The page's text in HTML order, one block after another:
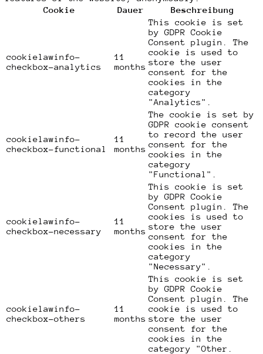
Cookie
Dauer Beschreibung
cookielawinfo-
checkbox-analytics
11
months
This cookie is set
by GDPR Cookie
Consent plugin. The
cookie is used to
store the user
consent for the
cookies in the
category
"Analytics".
cookielawinfo-
checkbox-functional
11
months
The cookie is set by
GDPR cookie consent
to record the user
consent for the
cookies in the
category
"Functional".
cookielawinfo-
checkbox-necessary
11
months
This cookie is set
by GDPR Cookie
Consent plugin. The
cookies is used to
store the user
consent for the
cookies in the
category
"Necessary".
cookielawinfo-
checkbox-others
11
months
This cookie is set
by GDPR Cookie
Consent plugin. The
cookie is used to
store the user
consent for the
cookies in the
category "Other.